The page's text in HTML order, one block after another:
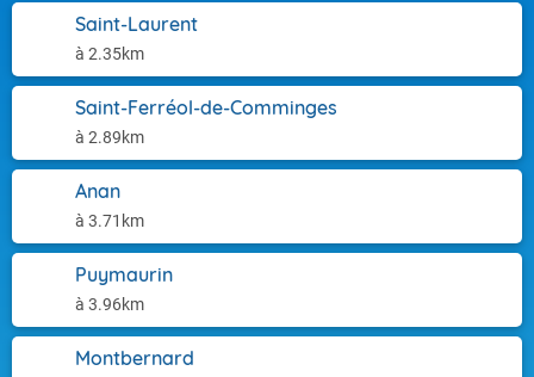
Saint-Laurent
à 2.35km
Saint-Ferréol-de-Comminges
à 2.89km
Anan
à 3.71km
Puymaurin
à 3.96km
Montbernard